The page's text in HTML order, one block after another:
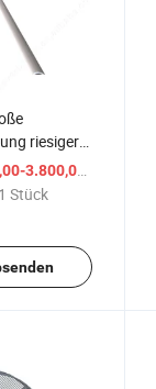
riesiger
3.800,00 $
1 Stück